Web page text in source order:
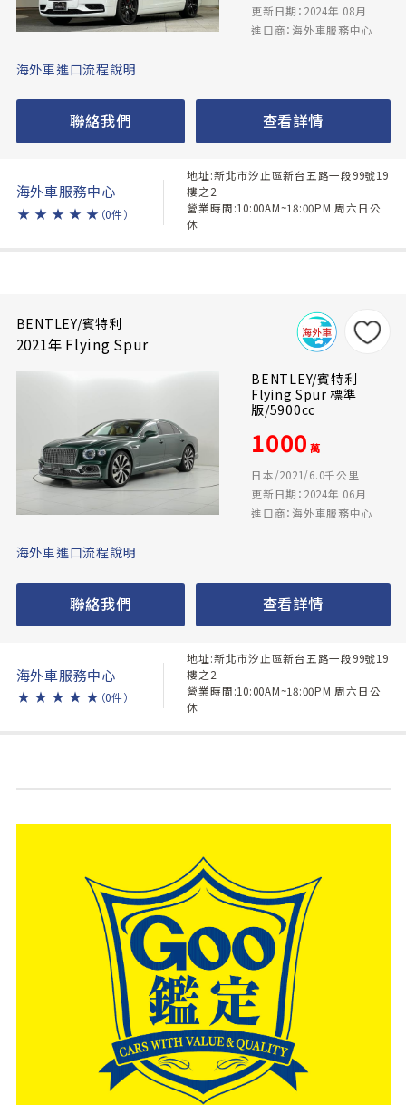
更新日期：2024年 08月
進口商：海外車服務中心
海外車進口流程說明
聯絡我們 查看詳情
海外車服務中心
★ ★ ★ ★ ★ （0件）
地址:新北市汐止區新台五路一段99號19
樓之2
營業時間:10:00AM~18:00PM 周六日公
休
BENTLEY/賓特利
2021年 Flying Spur
BENTLEY/賓特利
Flying Spur 標準
版/5900cc
1000 萬
日本/2021/6.0千公里
更新日期：2024年 06月
進口商：海外車服務中心
海外車進口流程說明
聯絡我們 查看詳情
海外車服務中心
★ ★ ★ ★ ★ （0件）
地址:新北市汐止區新台五路一段99號19
樓之2
營業時間:10:00AM~18:00PM 周六日公
休